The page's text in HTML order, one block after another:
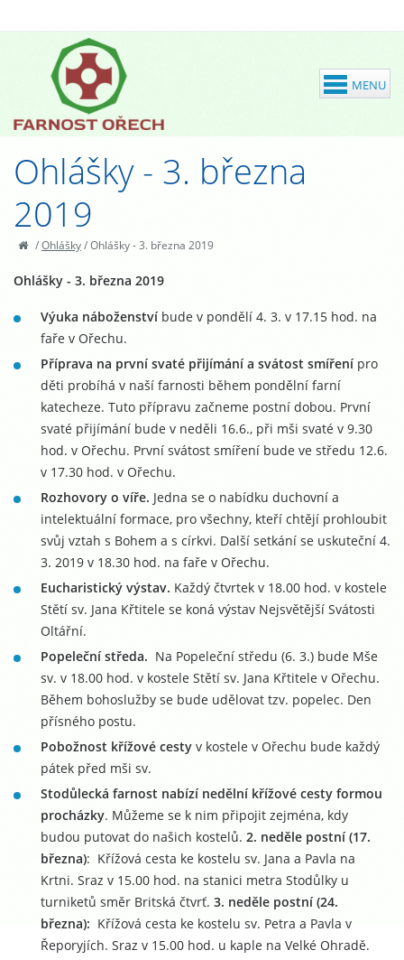
Ohlášky - 3. března
2019
/Ohlášky/Ohlášky - 3. března 2019
Ohlášky - 3. března 2019
Výuka náboženství bude v pondělí 4. 3. v 17.15 hod. na
faře v Ořechu.
Příprava na první svaté přijímání a svátost smířenípro
děti probíhá v naší farnosti během pondělní farní
katecheze. Tuto přípravu začneme postní dobou. První
svaté přijímání bude v neděli 16.6., při mši svaté v 9.30
hod. v Ořechu. První svátost smíření bude ve středu 12.6.
v 17.30 hod. v Ořechu.
Rozhovory o víře. Jedna se o nabídku duchovní a
intelektuální formace, pro všechny, kteří chtějí prohloubit
svůj vztah s Bohem a s církvi. Další setkání se uskuteční 4.
3. 2019 v 18.30 hod. na faře v Ořechu.
Eucharistický výstav. Každý čtvrtek v 18.00 hod. v kostele
Stětí sv. Jana Křtitele se koná výstav Nejsvětější Svátosti
Oltářní.
Popeleční středa. Na Popeleční středu (6. 3.) bude Mše
sv. v 18.00 hod. v kostele Stětí sv. Jana Křtitele v Ořechu.
Během bohoslužby se bude udělovat tzv. popelec. Den
přísného postu.
Pobožnost křížové cesty v kostele v Ořechu bude každý
pátek před mši sv.
Stodůlecká farnost nabízí nedělní křížové cesty formou
procházky. Můžeme se k nim připojit zejména, kdy
budou putovat do našich kostelů. 2. neděle postní (17.
března): Křížová cesta ke kostelu sv. Jana a Pavla na
Krtni. Sraz v 15.00 hod. na stanici metra Stodůlky u
turniketů směr Britská čtvrť. 3. neděle postní (24.
března): Křížová cesta ke kostelu sv. Petra a Pavla v
Řeporyjích. Sraz v 15.00 hod. u kaple na Velké Ohradě.